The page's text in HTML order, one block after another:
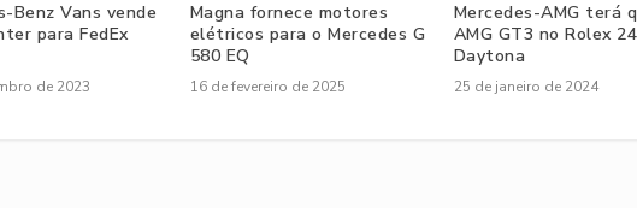
Benz Vans vende
para FedEx
de 2023
Magna fornece motores
elétricos para o Mercedes G
580 EQ
16 de fevereiro de 2025
Mercedes-AMG terá
AMG GT3 no Rolex
Daytona
25 de janeiro de 2024